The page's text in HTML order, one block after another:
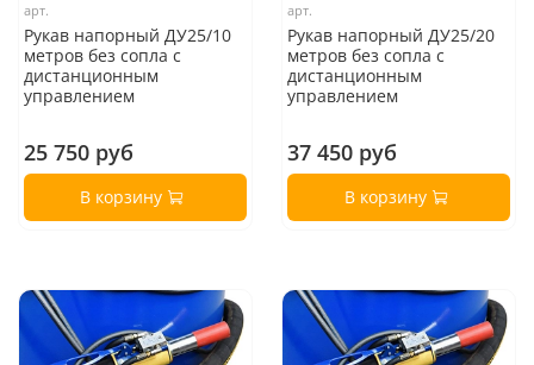
арт.
Рукав напорный ДУ25/10
метров без сопла с
дистанционным
управлением
25 750 руб
В корзину
арт.
Рукав напорный ДУ25/20
метров без сопла с
дистанционным
управлением
37 450 руб
В корзину